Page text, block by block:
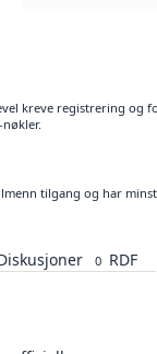
kreve registrering og
tilgang og har
0 RDF